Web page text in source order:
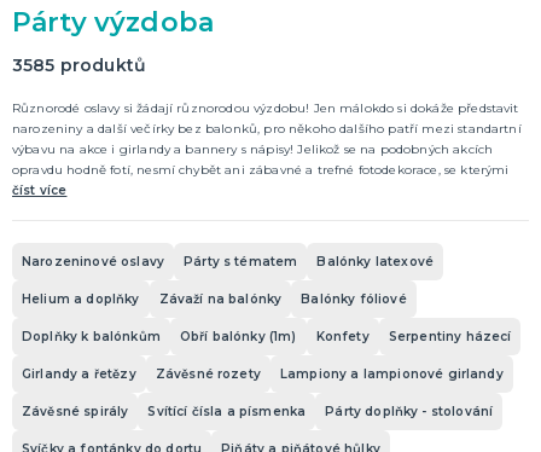
Párty výzdoba na klíč
Nafukování balónků
Prodejny
Rozvoz
Párty Blog
Kariéra
Kontakt
Kostýmy do páru
Halloween
KARNEVALOVÉ KOSTÝMY
PÁRTY VÝZDOBA
Helium a doplňky
Závaží na balónky
Balónky fóliové
Doplňky k balónkům
Obří balónky (1m)
Konfety
Serpentiny házecí
Girlandy a řetězy
Závěsné rozety
Lampiony a lampionové girlandy
Závěsné spirály
Svítící čísla a písmenka
Párty doplňky - stolování
Svíčky a fontánky do dortu
Piňáty a piňátové hůlky
Ozdoby na skleničky
Dekorace na stůl
Fotokoutek
Ostatní dekorace
Párty pozvánky a kartičky
Párty frkačky a klaksony
Stuhy a ozdobné provázky
Produkty licencované
Narozeninové doplňky
Typ akce
Narozeniny
DALŠÍ KATEGORIE
Žertovné předměty
Stolní hry
Párty výzdoba
3585 produktů
Různorodé oslavy si žádají různorodou výzdobu! Jen málokdo si dokáže představit
narozeniny a další večírky bez balonků, pro někoho dalšího patří mezi standartní
výbavu na akce i girlandy a bannery s nápisy! Jelikož se na podobných akcích
opravdu hodně fotí, nesmí chybět ani zábavné a trefné fotodekorace, se kterými
budou Vaše snímky skutečně jedinečné!
číst více
Narozeninové oslavy Párty s tématem Balónky latexové
Helium a doplňky Závaží na balónky Balónky fóliové
Doplňky k balónkům Obří balónky (1m) Konfety Serpentiny házecí
Girlandy a řetězy Závěsné rozety Lampiony a lampionové girlandy
Závěsné spirály Svítící čísla a písmenka Párty doplňky - stolování